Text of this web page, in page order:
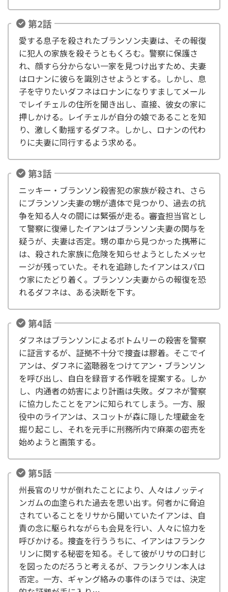
第2話
愛する息子を殺されたブランソン夫妻は、その報復
に犯人の家族を殺そうともくろむ。警察に保護さ
れ、顔すら分からない一家を見つけ出すため、夫妻
はロナンに彼らを識別させようとする。しかし、息
子を守りたいダフネはロナンになりすましてメール
でレイチェルの住所を聞き出し、直接、彼女の家に
押しかける。レイチェルが自分の娘であることを知
り、激しく動揺するダフネ。しかし、ロナンの代わ
りに夫妻に同行するよう求める。
第3話
ニッキー・ブランソン殺害犯の家族が殺され、さら
にブランソン夫妻の甥が遺体で見つかり、過去の抗
争を知る人々の間には緊張が走る。審査担当官とし
て警察に復帰したイアンはブランソン夫妻の関与を
疑うが、夫妻は否定。甥の車から見つかった携帯に
は、殺された家族に危険を知らせようとしたメッセ
ージが残っていた。それを追跡したイアンはスパロ
ウ家にたどり着く。ブランソン夫妻からの報復を恐
れるダフネは、ある決断を下す。
第4話
ダフネはブランソンによるボトムリーの殺害を警察
に証言するが、証拠不十分で捜査は膠着。そこでイ
アンは、ダフネに盗聴器をつけてアン・ブランソン
を呼び出し、自白を録音する作戦を提案する。しか
し、内通者の妨害により計画は失敗。ダフネが警察
に協力したことをアンに知られてしまう。一方、服
役中のライアンは、スコットが森に隠した埋蔵金を
掘り起こし、それを元手に刑務所内で麻薬の密売を
始めようと画策する。
第5話
州長官のリサが倒れたことにより、人々はノッティ
ンガムの血塗られた過去を思い出す。何者かに脅迫
されていることをリサから聞いていたイアンは、自
責の念に駆られながらも会見を行い、人々に協力を
呼びかける。捜査を行ううちに、イアンはフランク
リンに関する秘密を知る。そして彼がリサの口封じ
を図ったのだろうと考えるが、フランクリン本人は
否定。一方、ギャング絡みの事件のほうでは、決定